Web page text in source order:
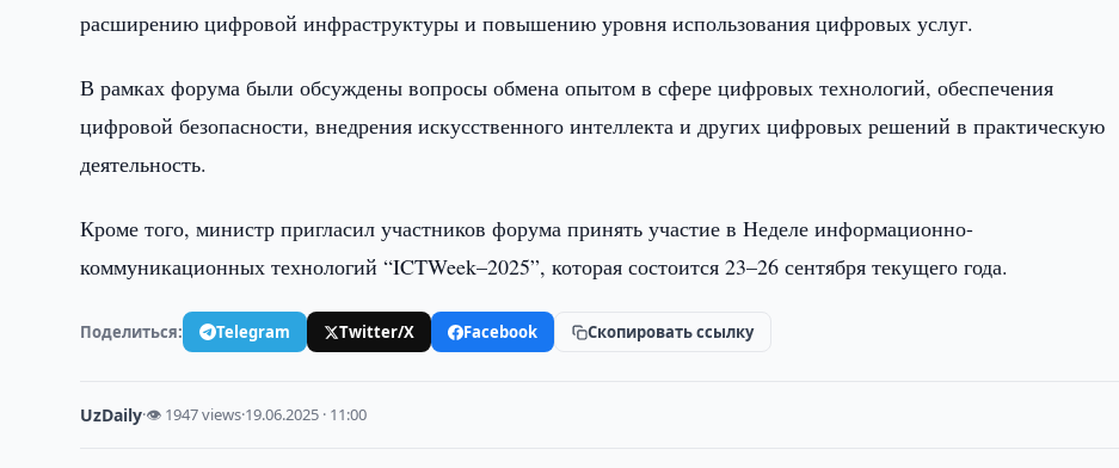
расширению цифровой инфраструктуры и повышению уровня использования цифровых услуг.
В рамках форума были обсуждены вопросы обмена опытом в сфере цифровых технологий, обеспечения
цифровой безопасности, внедрения искусственного интеллекта и других цифровых решений в практическую
деятельность.
Кроме того, министр пригласил участников форума принять участие в Неделе информационно-
коммуникационных технологий “ICTWeek–2025”, которая состоится 23–26 сентября текущего года.
Поделиться: Telegram Twitter/X Facebook Скопировать ссылку
UzDaily·👁 1947 views·19.06.2025 · 11:00